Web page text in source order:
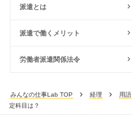
派遣とは
派遣で働くメリット
労働者派遣関係法令
みんなの仕事Lab TOP 経理 用語
定科目は？